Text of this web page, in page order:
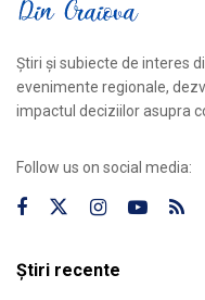
Știri și subiecte de interes
evenimente regionale,
impactul deciziilor asupra
Follow us on social media:
Știri recente